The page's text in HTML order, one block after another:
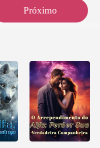
Próximo